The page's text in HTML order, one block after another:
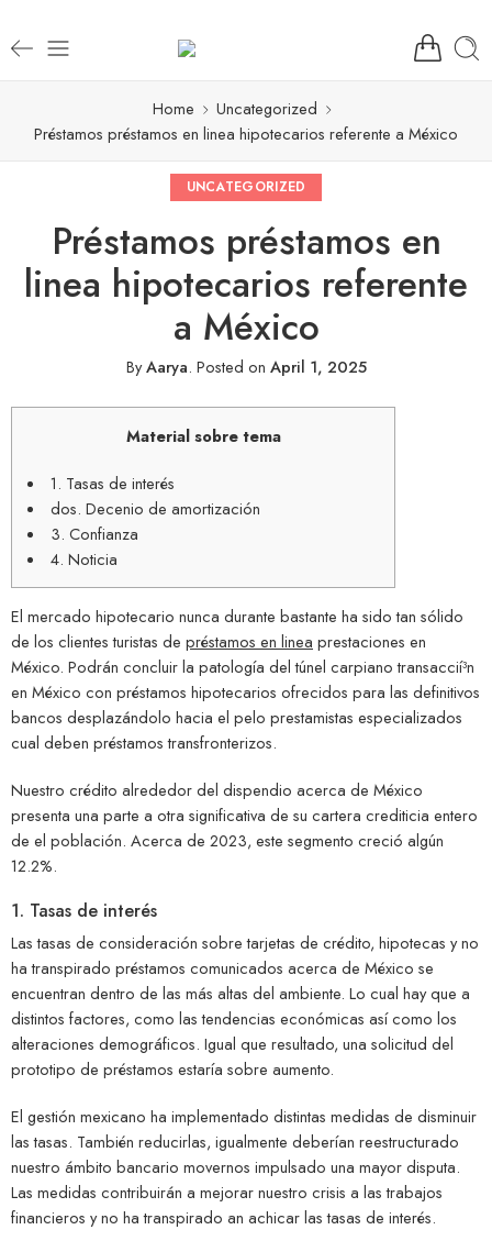
Home
Uncategorized
Préstamos préstamos en linea hipotecarios referente a México
UNCATEGORIZED
Préstamos préstamos en
linea hipotecarios referente
a México
ByAarya. Posted on April 1, 2025
Material sobre tema
1. Tasas de interés
dos. Decenio de amortización
3. Confianza
4. Noticia
El mercado hipotecario nunca durante bastante ha sido tan sólido
de los clientes turistas de préstamos en linea prestaciones en
México. Podrán concluir la patologí­a del túnel carpiano transaccií³n
en México con préstamos hipotecarios ofrecidos para las definitivos
bancos desplazándolo hacia el pelo prestamistas especializados
cual deben préstamos transfronterizos.
Nuestro crédito alrededor del dispendio acerca de México
presenta una parte a otra significativa de su cartera crediticia entero
de el población. Acerca de 2023, este segmento creció algún
12.2%.
1. Tasas de interés
Las tasas de consideración sobre tarjetas de crédito, hipotecas y no
ha transpirado préstamos comunicados acerca de México se
encuentran dentro de las más altas del ambiente. Lo cual hay que a
distintos factores, como las tendencias económicas así­ como los
alteraciones demográficos. Igual que resultado, una solicitud del
prototipo de préstamos estaría sobre aumento.
El gestión mexicano ha implementado distintas medidas de disminuir
las tasas. También reducirlas, igualmente deberían reestructurado
nuestro ámbito bancario movernos impulsado una mayor disputa.
Las medidas contribuirán a mejorar nuestro crisis a las trabajos
financieros y no ha transpirado an achicar las tasas de interés.